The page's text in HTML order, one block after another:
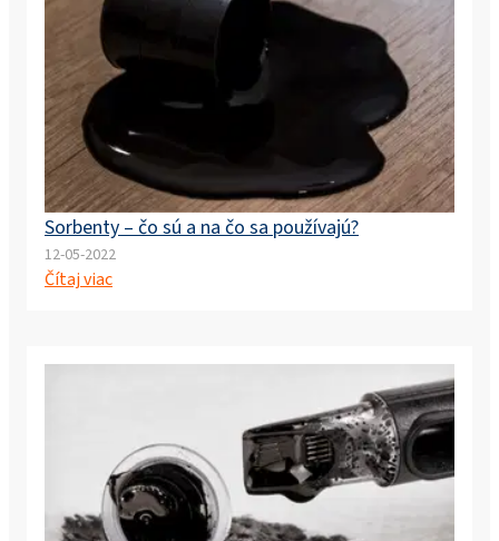
Sorbenty – čo sú a na čo sa používajú?
12-05-2022
Čítaj viac